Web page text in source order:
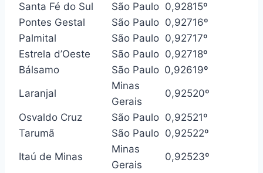
Santa Fé do Sul São Paulo 0,92815º
Pontes Gestal
São Paulo 0,92716º
Palmital
São Paulo 0,92717º
Estrela d’Oeste
São Paulo 0,92718º
Bálsamo
São Paulo 0,92619º
Laranjal
Minas
Gerais
0,92520º
Osvaldo Cruz São Paulo 0,92521º
Tarumã
São Paulo 0,92522º
Itaú de Minas
Minas
Gerais
0,92523º